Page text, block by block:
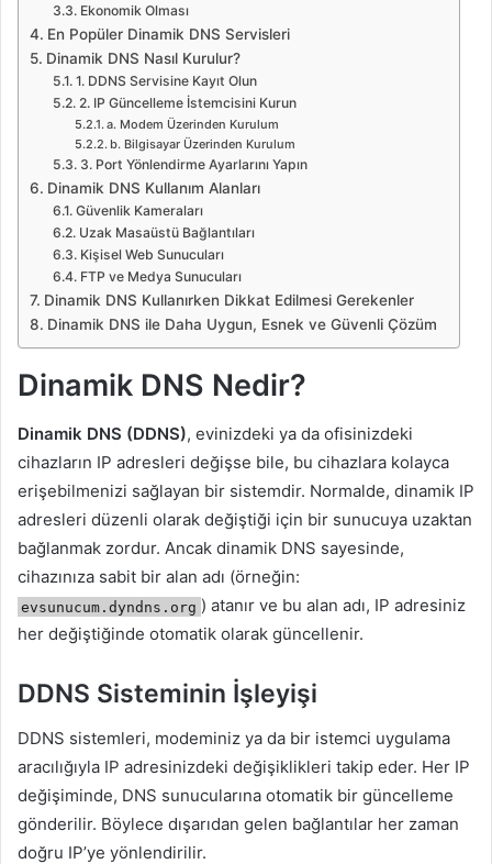
Ekonomik Olması
En Popüler Dinamik DNS Servisleri
Dinamik DNS Nasıl Kurulur?
1. DDNS Servisine Kayıt Olun
2. IP Güncelleme İstemcisini Kurun
a. Modem Üzerinden Kurulum
b. Bilgisayar Üzerinden Kurulum
3. Port Yönlendirme Ayarlarını Yapın
Dinamik DNS Kullanım Alanları
Güvenlik Kameraları
Uzak Masaüstü Bağlantıları
Kişisel Web Sunucuları
FTP ve Medya Sunucuları
Dinamik DNS Kullanırken Dikkat Edilmesi Gerekenler
Dinamik DNS ile Daha Uygun, Esnek ve Güvenli Çözüm
Dinamik DNS Nedir?
Dinamik DNS (DDNS), evinizdeki ya da ofisinizdeki
cihazların IP adresleri değişse bile, bu cihazlara kolayca
erişebilmenizi sağlayan bir sistemdir. Normalde, dinamik IP
adresleri düzenli olarak değiştiği için bir sunucuya uzaktan
bağlanmak zordur. Ancak dinamik DNS sayesinde,
cihazınıza sabit bir alan adı (örneğin:
evsunucum.dyndns.org ) atanır ve bu alan adı, IP adresiniz
her değiştiğinde otomatik olarak güncellenir.
DDNS Sisteminin İşleyişi
DDNS sistemleri, modeminiz ya da bir istemci uygulama
aracılığıyla IP adresinizdeki değişiklikleri takip eder. Her IP
değişiminde, DNS sunucularına otomatik bir güncelleme
gönderilir. Böylece dışarıdan gelen bağlantılar her zaman
doğru IP’ye yönlendirilir.